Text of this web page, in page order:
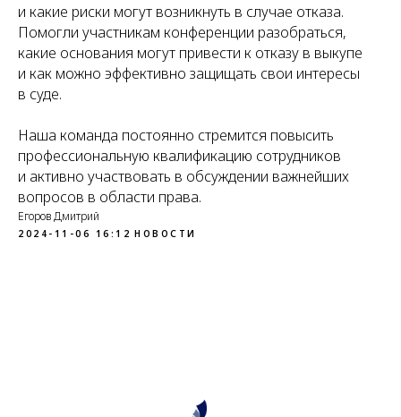
и какие риски могут возникнуть в случае отказа.
Помогли участникам конференции разобраться,
какие основания могут привести к отказу в выкупе
и как можно эффективно защищать свои интересы
в суде.
Наша команда постоянно стремится повысить
профессиональную квалификацию сотрудников
и активно участвовать в обсуждении важнейших
вопросов в области права.
Егоров Дмитрий
2024-11-06 16:12 НОВОСТИ